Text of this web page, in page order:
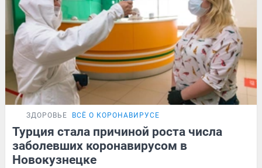
ЗДОРОВЬЕ ВСЁ О КОРОНАВИРУСЕ
Турция стала причиной роста числа
заболевших коронавирусом в
Новокузнецке